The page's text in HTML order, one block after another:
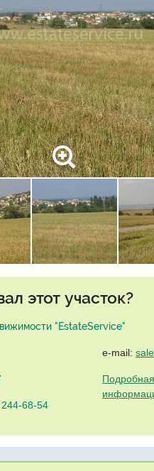
этот участок?
"EstateService"
68-54
e-mail: